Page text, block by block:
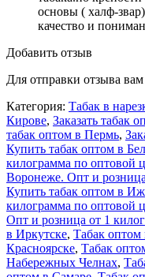
основы ( халф-
качество и
Добавить отзыв
Для отправки отзыва
Категория: Табак в
Кирове, Заказать табак
табак оптом в Пермь,
Купить табак оптом в
килограмма по оптовой
Воронеже. Опт и
Купить табак оптом в
килограмма по оптовой
Опт и розница от 1
в Иркутске, Табак оптом
Красноярске, Табак
Набережных Челнах,